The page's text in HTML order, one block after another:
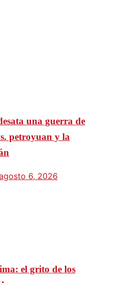
una guerra de
petroyuan y la
6, 2026
el grito de los